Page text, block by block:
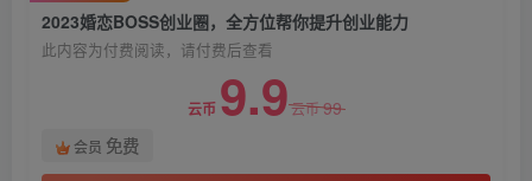
2023婚恋BOSS创业圈，全方位帮你提升创业能力
此内容为付费阅读，请付费后查看
云币 9.9云币99
会员 免费